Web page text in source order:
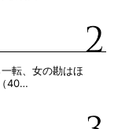
転、女の勘はほ
40…